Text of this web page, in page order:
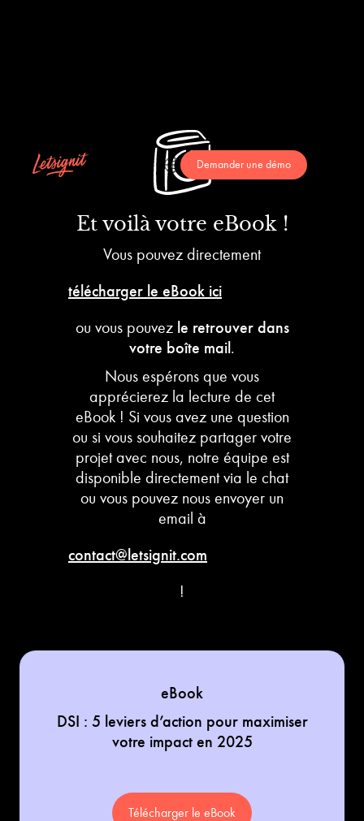
Demander une démo
Et voilà votre eBook !
Vous pouvez directement
télécharger le eBook ici
ou vous pouvez le retrouver dans
votre boîte mail.
Nous espérons que vous
apprécierez la lecture de cet
eBook ! Si vous avez une question
ou si vous souhaitez partager votre
projet avec nous, notre équipe est
disponible directement via le chat
ou vous pouvez nous envoyer un
email à
contact@letsignit.com
!
eBook
DSI : 5 leviers d’action pour maximiser
votre impact en 2025
Télécharger le eBook